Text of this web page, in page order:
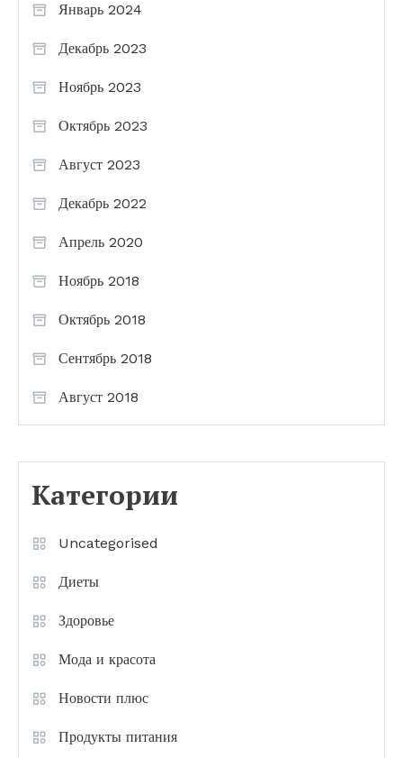
Январь 2024
Декабрь 2023
Ноябрь 2023
Октябрь 2023
Август 2023
Декабрь 2022
Апрель 2020
Ноябрь 2018
Октябрь 2018
Сентябрь 2018
Август 2018
Категории
Uncategorised
Диеты
Здоровье
Мода и красота
Новости плюс
Продукты питания